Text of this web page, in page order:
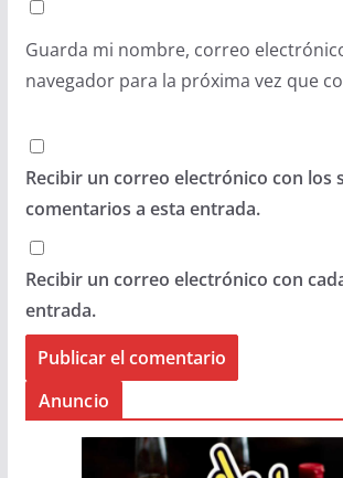
Guarda mi nombre, correo
navegador para la próxima vez que
Recibir un correo electrónico con los
comentarios a esta entrada.
Recibir un correo electrónico con
entrada.
Anuncio